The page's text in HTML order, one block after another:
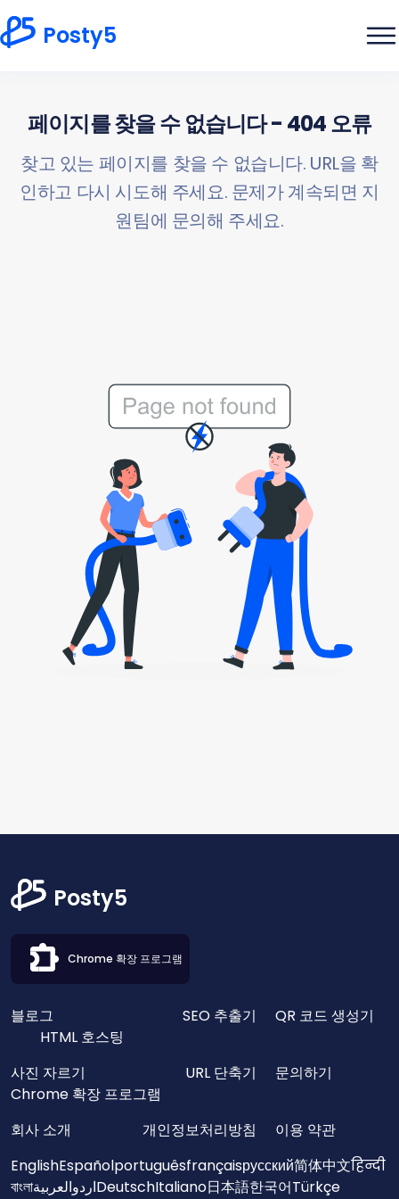
Posty5
페이지를 찾을 수 없습니다 - 404 오류
찾고 있는 페이지를 찾을 수 없습니다. URL을 확
인하고 다시 시도해 주세요. 문제가 계속되면 지
원팀에 문의해 주세요.
Posty5
Chrome 확장 프로그램
블로그 SEO 추출기
QR 코드 생성기
HTML 호스팅
사진 자르기
URL 단축기
문의하기
Chrome 확장 프로그램
회사 소개
개인정보처리방침
이용 약관
EnglishEspañolportuguêsfrançaisрусский简体中文हिन्दी
বাংলাالعربيةاردوDeutschItaliano日本語한국어Türkçe